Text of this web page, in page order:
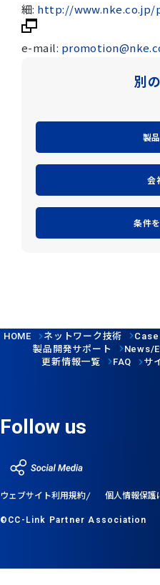
細: http://
e-mail:
別
製
会
条件
HOME ネットワーク技術
製品開発サポート News/
更新情報一覧
FAQ サ
Follow us
ウェブサイト利用規約 個人情報保護
©CC-Link Partner Association